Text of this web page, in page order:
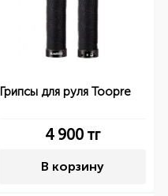
Грипсы для руля Toopre
4 900 тг
В корзину